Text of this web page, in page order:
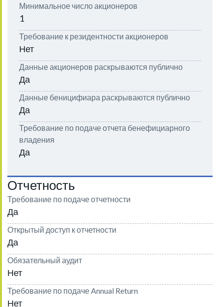
Минимальное число акционеров
1
Требование к резидентности акционеров
Нет
Данные акционеров раскрываются публично
Да
Данные беницифиара раскрываются публично
Да
Требование по подаче отчета бенефициарного
владения
Да
Отчетность
Требование по подаче отчетности
Да
Открытый доступ к отчетности
Да
Обязательный аудит
Нет
Требование по подаче Annual Return
Нет